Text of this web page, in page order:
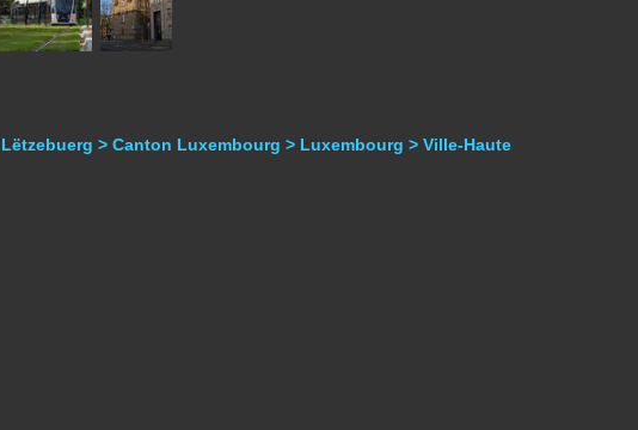
Lëtzebuerg > Canton Luxembourg > Luxembourg > Ville-Haute